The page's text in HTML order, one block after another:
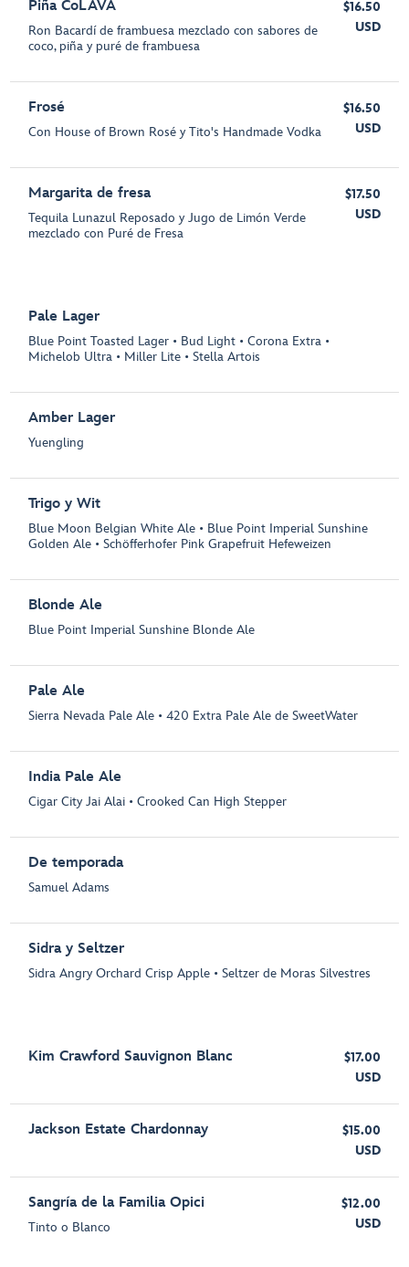
Piña CoLAVA
Ron Bacardí de frambuesa mezclado con sabores de
coco, piña y puré de frambuesa
$16.50
USD
Frosé
Con House of Brown Rosé y Tito's Handmade Vodka
$16.50
USD
Margarita de fresa
Tequila Lunazul Reposado y Jugo de Limón Verde
mezclado con Puré de Fresa
$17.50
USD
Pale Lager
Blue Point Toasted Lager • Bud Light • Corona Extra •
Michelob Ultra • Miller Lite • Stella Artois
Amber Lager
Yuengling
Trigo y Wit
Blue Moon Belgian White Ale • Blue Point Imperial Sunshine
Golden Ale • Schöfferhofer Pink Grapefruit Hefeweizen
Blonde Ale
Blue Point Imperial Sunshine Blonde Ale
Pale Ale
Sierra Nevada Pale Ale • 420 Extra Pale Ale de SweetWater
India Pale Ale
Cigar City Jai Alai • Crooked Can High Stepper
De temporada
Samuel Adams
Sidra y Seltzer
Sidra Angry Orchard Crisp Apple • Seltzer de Moras Silvestres
Kim Crawford Sauvignon Blanc
$17.00
USD
Jackson Estate Chardonnay
$15.00
USD
Sangría de la Familia Opici
Tinto o Blanco
$12.00
USD